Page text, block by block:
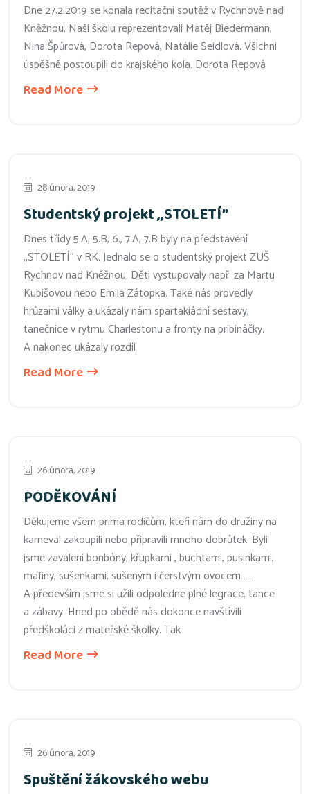
Dne 27.2.2019 se konala recitační soutěž v Rychnově nad
Kněžnou. Naši školu reprezentovali Matěj Biedermann,
Nina Špůrová, Dorota Repová, Natálie Seidlová. Všichni
úspěšně postoupili do krajského kola. Dorota Repová
Read More
28 února, 2019
Studentský projekt ,,STOLETÍ”
Dnes třídy 5.A, 5.B, 6., 7.A, 7.B byly na představení
,,STOLETÍ“ v RK. Jednalo se o studentský projekt ZUŠ
Rychnov nad Kněžnou. Děti vystupovaly např. za Martu
Kubišovou nebo Emila Zátopka. Také nás provedly
hrůzami války a ukázaly nám spartakiádní sestavy,
tanečnice v rytmu Charlestonu a fronty na pribináčky.
A nakonec ukázaly rozdíl
Read More
26 února, 2019
PODĚKOVÁNÍ
Děkujeme všem prima rodičům, kteří nám do družiny na
karneval zakoupili nebo připravili mnoho dobrůtek. Byli
jsme zavaleni bonbóny, křupkami , buchtami, pusinkami,
mafiny, sušenkami, sušeným i čerstvým ovocem……
A především jsme si užili odpoledne plné legrace, tance
a zábavy. Hned po obědě nás dokonce navštívili
předškoláci z mateřské školky. Tak
Read More
26 února, 2019
Spuštění žákovského webu